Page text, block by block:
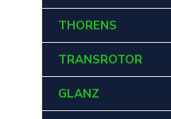
THORENS
TRANSROTOR
GLANZ